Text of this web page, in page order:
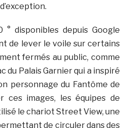
disponibles depuis Google
de lever le voile sur certains
fermés au public, comme
du Palais Garnier qui a inspiré
personnage du Fantôme de
ces images, les équipes de
le chariot Street View, une
de circuler dans des